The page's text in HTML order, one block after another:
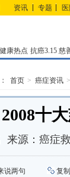
资讯 专题
健康热点 抗癌3.15 慈
首页 癌症资讯
2008十
来源： 癌症
说两句 复